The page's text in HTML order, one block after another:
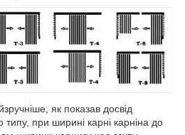
як показав досвід
типу, при ширині карні карніна до